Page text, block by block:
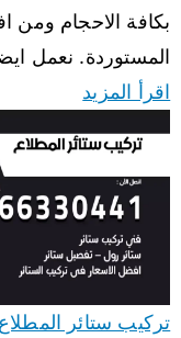
بكافة الاحجام ومن
المستوردة. نعمل
اقرأ المزيد